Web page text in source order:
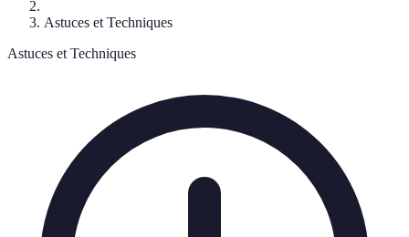
Astuces et Techniques
Astuces et Techniques